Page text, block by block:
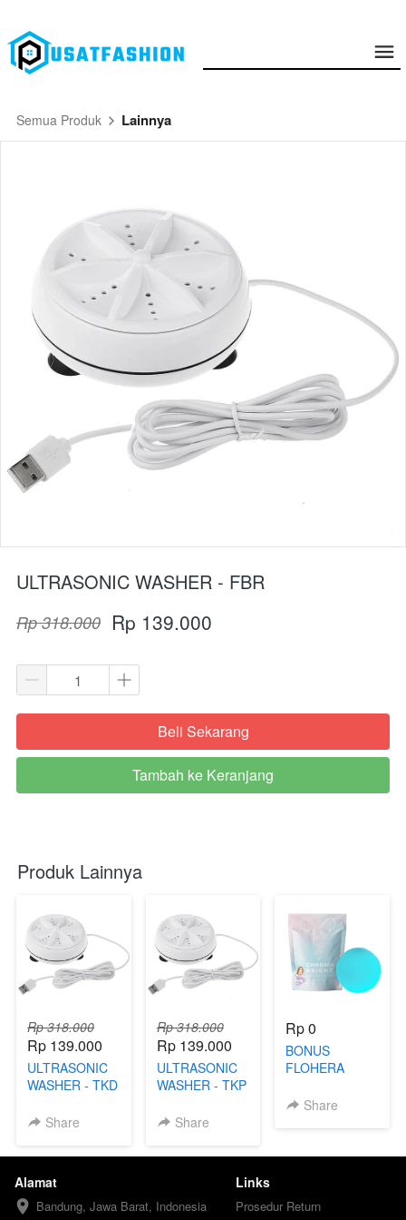
Semua Produk Lainnya
ULTRASONIC WASHER - FBR
Rp 318.000 Rp 139.000
`Beli Sekarang
`
Tambah ke Keranjang
Produk Lainnya
Rp 318.000
Rp 139.000
ULTRASONIC
WASHER - TKD
Share
Rp 318.000
Rp 139.000
ULTRASONIC
WASHER - TKP
Share
Rp 0
BONUS
FLOHERA
Share
Alamat
Bandung, Jawa Barat, Indonesia
Links
Prosedur Return